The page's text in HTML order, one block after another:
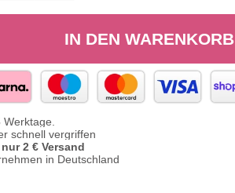
IN DEN WARENKORB
schnell vergriffen
nur 2 € Versand
in Deutschland